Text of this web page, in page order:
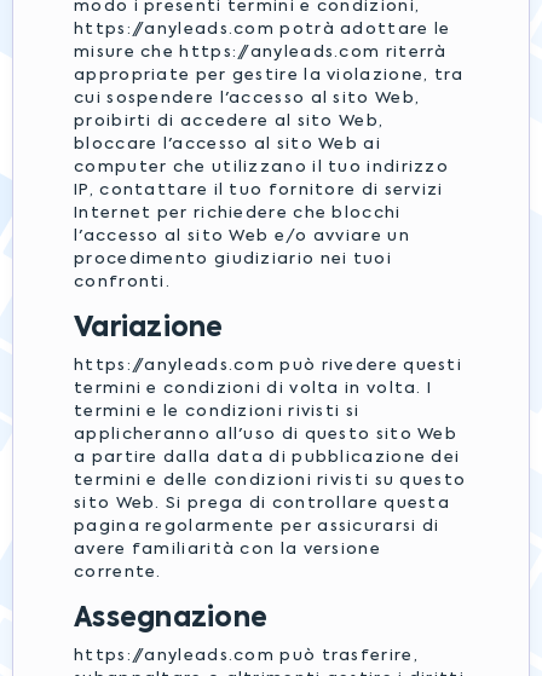
modo i presenti termini e condizioni,
https://anyleads.com potrà adottare le
misure che https://anyleads.com riterrà
appropriate per gestire la violazione, tra
cui sospendere l'accesso al sito Web,
proibirti di accedere al sito Web,
bloccare l'accesso al sito Web ai
computer che utilizzano il tuo indirizzo
IP, contattare il tuo fornitore di servizi
Internet per richiedere che blocchi
l'accesso al sito Web e/o avviare un
procedimento giudiziario nei tuoi
confronti.
Variazione
https://anyleads.com può rivedere questi
termini e condizioni di volta in volta. I
termini e le condizioni rivisti si
applicheranno all'uso di questo sito Web
a partire dalla data di pubblicazione dei
termini e delle condizioni rivisti su questo
sito Web. Si prega di controllare questa
pagina regolarmente per assicurarsi di
avere familiarità con la versione
corrente.
Assegnazione
https://anyleads.com può trasferire,